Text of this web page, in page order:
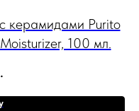
керамидами Purito
100 мл.